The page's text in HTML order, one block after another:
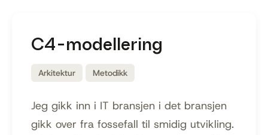
C4-modellering
Arkitektur Metodikk
Jeg gikk inn i IT bransjen i det bransjen
gikk over fra fossefall til smidig utvikling.